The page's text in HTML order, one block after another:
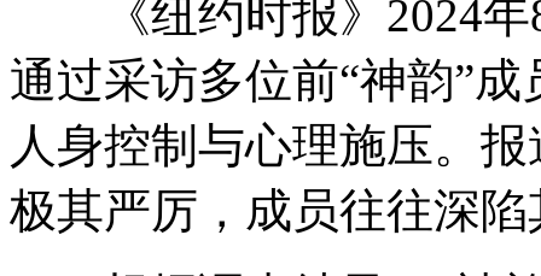
《纽约时报》2024年
通过采访多位前“神韵”
人身控制与心理施压。
极其严厉，成员往往深